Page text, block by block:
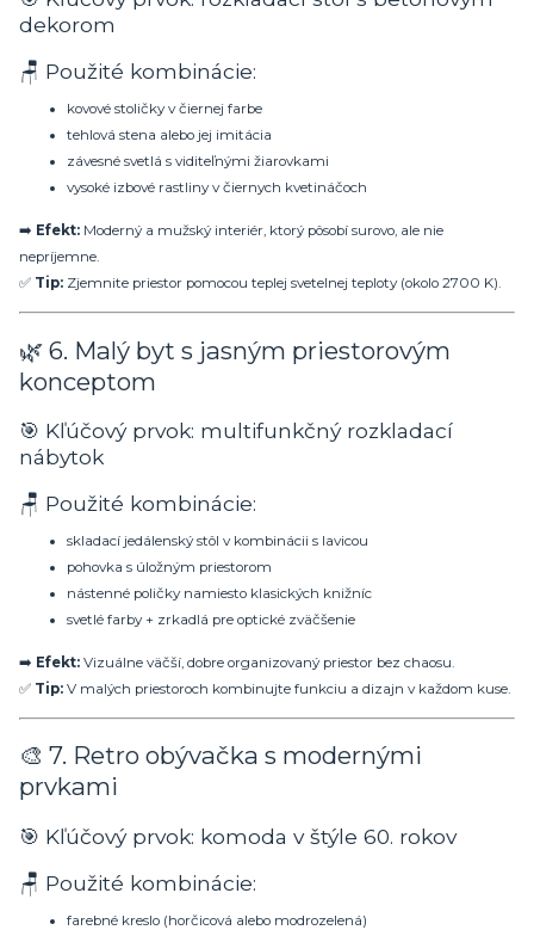
dekorom
🪑 Použité kombinácie:
kovové stoličky v čiernej farbe
tehlová stena alebo jej imitácia
závesné svetlá s viditeľnými žiarovkami
vysoké izbové rastliny v čiernych kvetináčoch
➡️ Efekt: Moderný a mužský interiér, ktorý pôsobí surovo, ale nie
nepríjemne.
✅ Tip: Zjemnite priestor pomocou teplej svetelnej teploty (okolo 2700 K).
🌿 6. Malý byt s jasným priestorovým
konceptom
🎯 Kľúčový prvok: multifunkčný rozkladací
nábytok
🪑 Použité kombinácie:
skladací jedálenský stôl v kombinácii s lavicou
pohovka s úložným priestorom
nástenné poličky namiesto klasických knižníc
svetlé farby + zrkadlá pre optické zväčšenie
➡️ Efekt: Vizuálne väčší, dobre organizovaný priestor bez chaosu.
✅ Tip: V malých priestoroch kombinujte funkciu a dizajn v každom kuse.
🎨 7. Retro obývačka s modernými
prvkami
🎯 Kľúčový prvok: komoda v štýle 60. rokov
🪑 Použité kombinácie:
farebné kreslo (horčicová alebo modrozelená)